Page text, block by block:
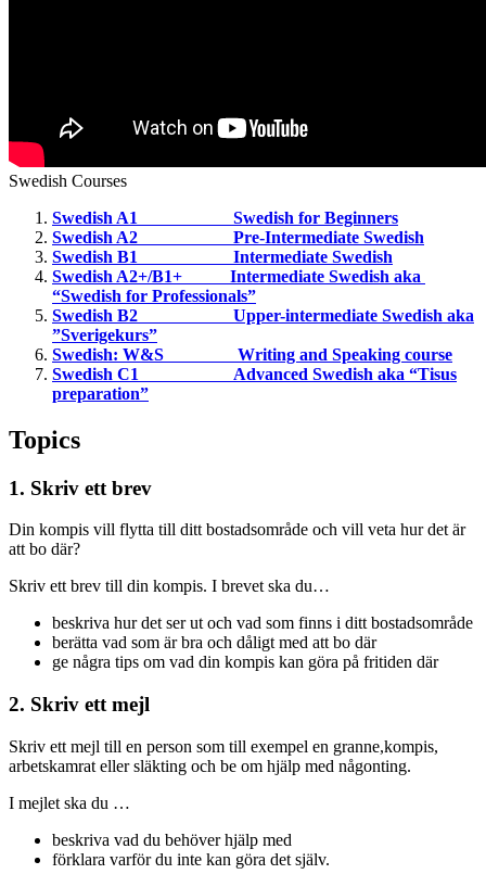
Swedish Courses
Swedish A1 Swedish for Beginners
Swedish A2 Pre-Intermediate Swedish
Swedish B1 Intermediate Swedish
Swedish A2+/B1+ Intermediate Swedish aka
“Swedish for Professionals”
Swedish B2 Upper-intermediate Swedish aka
”Sverigekurs”
Swedish: W&S Writing and Speaking course
Swedish C1 Advanced Swedish aka “Tisus
preparation”
Topics
1. Skriv ett brev
Din kompis vill flytta till ditt bostadsområde och vill veta hur det är
att bo där?
Skriv ett brev till din kompis. I brevet ska du…
beskriva hur det ser ut och vad som finns i ditt bostadsområde
berätta vad som är bra och dåligt med att bo där
ge några tips om vad din kompis kan göra på fritiden där
2. Skriv ett mejl
Skriv ett mejl till en person som till exempel en granne,kompis,
arbetskamrat eller släkting och be om hjälp med någonting.
I mejlet ska du …
beskriva vad du behöver hjälp med
förklara varför du inte kan göra det själv.